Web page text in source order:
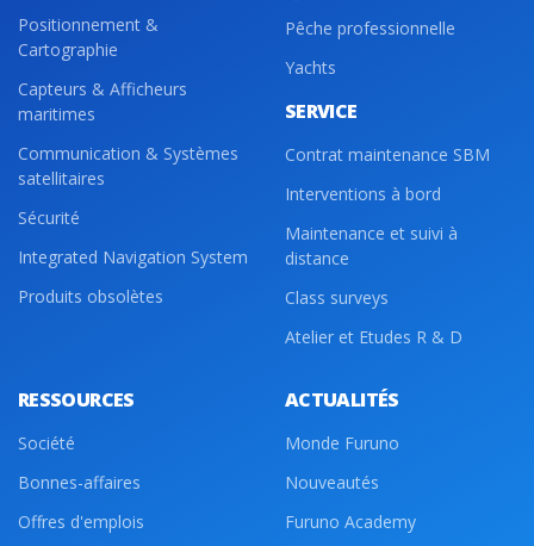
Positionnement &
Cartographie
Capteurs & Afficheurs
maritimes
Communication & Systèmes
satellitaires
Sécurité
Integrated Navigation System
Produits obsolètes
Pêche professionnelle
Yachts
SERVICE
Contrat maintenance SBM
Interventions à bord
Maintenance et suivi à
distance
Class surveys
Atelier et Etudes R & D
RESSOURCES
Société
Bonnes-affaires
Offres d'emplois
ACTUALITÉS
Monde Furuno
Nouveautés
Furuno Academy